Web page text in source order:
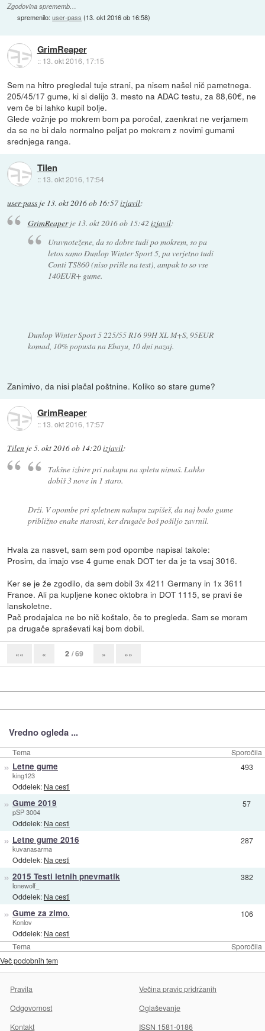
Zgodovina sprememb…
spremenilo:user-pass (13. okt 2016 ob 16:58)
GrimReaper
:: 13. okt 2016, 17:15
Sem na hitro pregledal tuje strani, pa nisem našel nič pametnega.
205/45/17 gume, ki si delijo 3. mesto na ADAC testu, za 88,60€, ne
vem če bi lahko kupil bolje.
Glede vožnje po mokrem bom pa poročal, zaenkrat ne verjamem
da se ne bi dalo normalno peljat po mokrem z novimi gumami
srednjega ranga.
Tilen
:: 13. okt 2016, 17:54
user-pass je 13. okt 2016 ob 16:57izjavil:
GrimReaperje 13. okt 2016 ob 15:42 izjavil:
Uravnotežene, da so dobre tudi po mokrem, so pa
letos samo Dunlop Winter Sport 5, pa verjetno tudi
Conti TS860 (niso prišle na test), ampak to so vse
140EUR+ gume.
Dunlop Winter Sport 5 225/55 R16 99H XL M+S, 95EUR
komad, 10% popusta na Ebayu, 10 dni nazaj.
Zanimivo, da nisi plačal poštnine. Koliko so stare gume?
GrimReaper
:: 13. okt 2016, 17:57
Tilen je5. okt 2016 ob 14:20izjavil:
Takšne izbire pri nakupu na spletu nimaš. Lahko
dobiš 3 nove in 1 staro.
Drži. V opombe pri spletnem nakupu zapišeš, da naj bodo gume
približno enake starosti, ker drugače boš pošiljo zavrnil.
Hvala za nasvet, sam sem pod opombe napisal takole:
Prosim, da imajo vse 4 gume enak DOT ter da je ta vsaj 3016.
Ker se je že zgodilo, da sem dobil 3x 4211 Germany in 1x 3611
France. Ali pa kupljene konec oktobra in DOT 1115, se pravi še
lanskoletne.
Pač prodajalca ne bo nič koštalo, če to pregleda. Sam se moram
pa drugače spraševati kaj bom dobil.
«« « 2 / 69 » »»
Vredno ogleda ...
Tema Sporočila
Tema Sporočila
» Letne gume
king123
Oddelek: Na cesti
493
» Gume 2019
pSP 3004
Oddelek: Na cesti
57
» Letne gume 2016
kuvanasarma
Oddelek: Na cesti
287
» 2015 Testi letnih pnevmatik
lonewolf_
Oddelek: Na cesti
382
» Gume za zimo.
Konlov
Oddelek: Na cesti
106
Več podobnih tem
Pravila
Večina pravic pridržanih
Odgovornost
Oglaševanje
Kontakt
ISSN 1581-0186